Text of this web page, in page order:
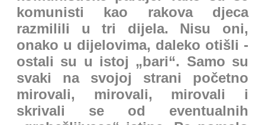
komunisti kao rakova djeca
razmilili u tri dijela. Nisu oni,
onako u dijelovima, daleko otišli -
ostali su u istoj „bari“. Samo su
svaki na svojoj strani početno
mirovali, mirovali, mirovali i
skrivali se od eventualnih